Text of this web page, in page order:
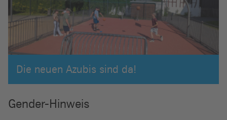
Die neuen Azubis sind da!
Gender-Hinweis